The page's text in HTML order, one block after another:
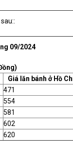
09/2024
Giá lăn bánh ở Hồ
471
554
581
602
620